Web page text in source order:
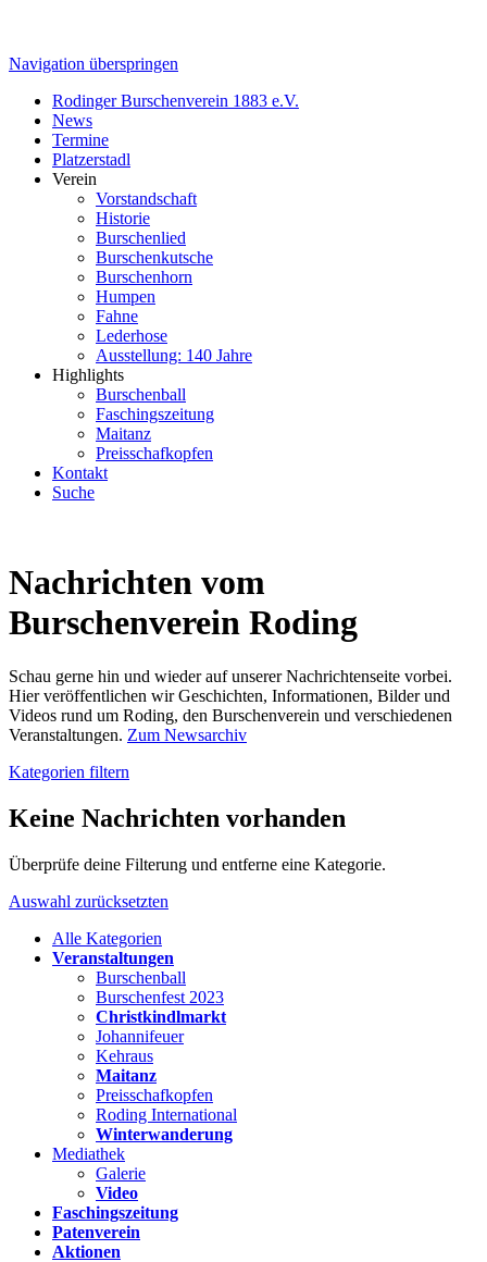
Navigation überspringen
Rodinger Burschenverein 1883 e.V.
News
Termine
Platzerstadl
Verein
Vorstandschaft
Historie
Burschenlied
Burschenkutsche
Burschenhorn
Humpen
Fahne
Lederhose
Ausstellung: 140 Jahre
Highlights
Burschenball
Faschingszeitung
Maitanz
Preisschafkopfen
Kontakt
Suche
Nachrichten vom
Burschenverein Roding
Schau gerne hin und wieder auf unserer Nachrichtenseite vorbei.
Hier veröffentlichen wir Geschichten, Informationen, Bilder und
Videos rund um Roding, den Burschenverein und verschiedenen
Veranstaltungen. Zum Newsarchiv
Kategorien filtern
Keine Nachrichten vorhanden
Überprüfe deine Filterung und entferne eine Kategorie.
Auswahl zurücksetzten
Alle Kategorien
Veranstaltungen
Burschenball
Burschenfest 2023
Christkindlmarkt
Johannifeuer
Kehraus
Maitanz
Preisschafkopfen
Roding International
Winterwanderung
Mediathek
Galerie
Video
Faschingszeitung
Patenverein
Aktionen